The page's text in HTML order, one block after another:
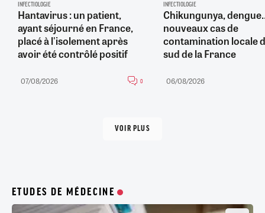
INFECTIOLOGIE
Hantavirus : un patient,
ayant séjourné en France,
placé à l'isolement après
avoir été contrôlé positif
07/08/2026 0
INFECTIOLOGIE
Chikungunya,
nouveaux cas de
contamination locale
sud de la France
06/08/2026
VOIR PLUS
ETUDES DE MÉDECINE